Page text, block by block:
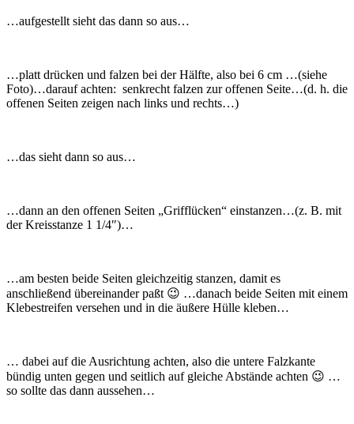
…aufgestellt sieht das dann so aus…
…platt drücken und falzen bei der Hälfte, also bei 6 cm …(siehe
Foto)…darauf achten: senkrecht falzen zur offenen Seite…(d. h. die
offenen Seiten zeigen nach links und rechts…)
…das sieht dann so aus…
…dann an den offenen Seiten „Grifflücken“ einstanzen…(z. B. mit
der Kreisstanze 1 1/4″)…
…am besten beide Seiten gleichzeitig stanzen, damit es
anschließend übereinander paßt 😉 …danach beide Seiten mit einem
Klebestreifen versehen und in die äußere Hülle kleben…
… dabei auf die Ausrichtung achten, also die untere Falzkante
bündig unten gegen und seitlich auf gleiche Abstände achten 😉 …
so sollte das dann aussehen…